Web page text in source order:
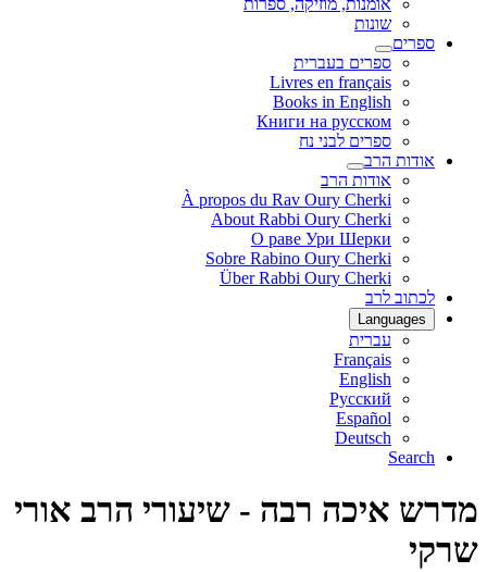
אומנות, מוזיקה, ספרות
שונות
ספרים
ספרים בעברית
Livres en français
Books in English
Книги на русском
ספרים לבני נח
אודות הרב
אודות הרב
À propos du Rav Oury Cherki
About Rabbi Oury Cherki
О раве Ури Шерки
Sobre Rabino Oury Cherki
Über Rabbi Oury Cherki
לכתוב לרב
Languages
עברית
Français
English
Русский
Español
Deutsch
Search
מדרש איכה רבה - שיעורי הרב אורי
שרקי